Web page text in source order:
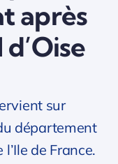
après
sur
département
de France.